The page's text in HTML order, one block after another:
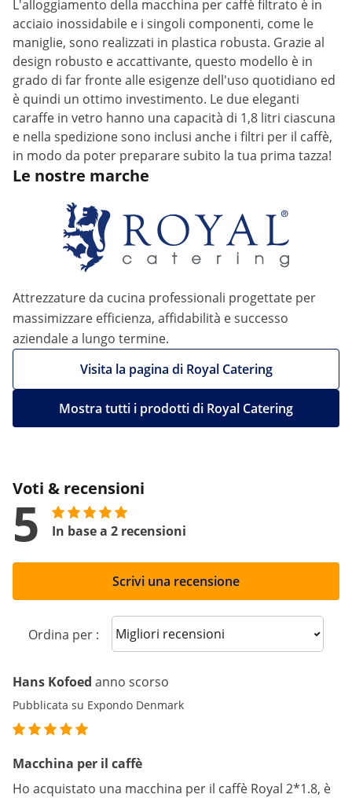
L'alloggiamento della macchina per caffè filtrato è in
acciaio inossidabile e i singoli componenti, come le
maniglie, sono realizzati in plastica robusta. Grazie al
design robusto e accattivante, questo modello è in
grado di far fronte alle esigenze dell'uso quotidiano ed
è quindi un ottimo investimento. Le due eleganti
caraffe in vetro hanno una capacità di 1,8 litri ciascuna
e nella spedizione sono inclusi anche i filtri per il caffè,
in modo da poter preparare subito la tua prima tazza!
Le nostre marche
Attrezzature da cucina professionali progettate per
massimizzare efficienza, affidabilità e successo
aziendale a lungo termine.
Visita la pagina di Royal Catering
Mostra tutti i prodotti di Royal Catering
Voti & recensioni
5 In base a 2 recensioni
Scrivi una recensione
Ordina per : Sort reviews
Hans Kofoed anno scorso
Pubblicata su Expondo Denmark
Macchina per il caffè
Ho acquistato una macchina per il caffè Royal 2*1.8, è